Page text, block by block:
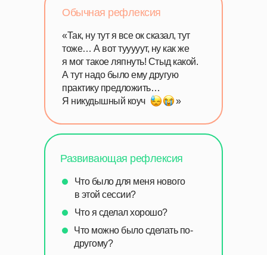
Обычная рефлексия
«Так, ну тут я все ок сказал, тут
тоже… А вот тууууут, ну как же
я мог такое ляпнуть! Стыд какой.
А тут надо было ему другую
практику предложить…
Я никудышный коуч______»
Что было для меня нового
в этой сессии?
Что я сделал хорошо?
Что можно было сделать по-
другому?
Развивающая рефлексия